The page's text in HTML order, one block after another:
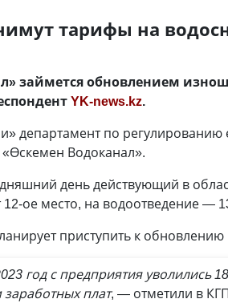
тарифы на
займется обновлением
YK-news.kz.
департамент по регулированию
Водоканал».
день действующий в
ое место, на водоотведение —
приступить к
год с предприятия уволились
плат, — отметили в